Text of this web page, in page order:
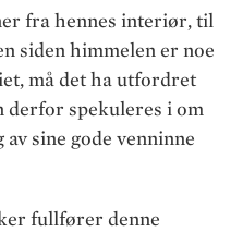
fra hennes interiør, til
siden himmelen er noe
må det ha utfordret
derfor spekuleres i om
sine gode venninne
fullfører denne